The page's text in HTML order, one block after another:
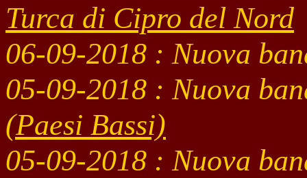
Turca di Cipro del Nord
06-09-2018 : Nuova
05-09-2018 : Nuova
(Paesi Bassi)
05-09-2018 : Nuova